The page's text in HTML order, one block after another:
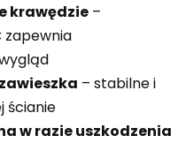
krawędzie –
zapewnia
– stabilne i
ścianie
w razie uszkodzenia